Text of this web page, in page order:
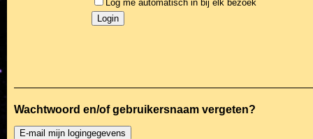
Log me automatisch in bij elk bezoek
Wachtwoord en/of gebruikersnaam vergeten?